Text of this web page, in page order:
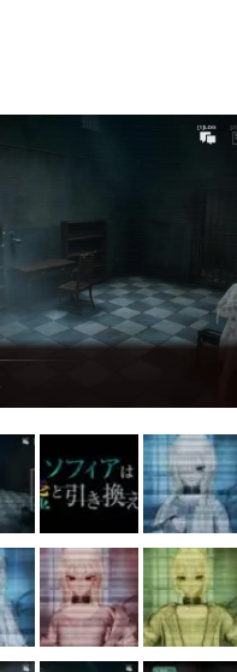
形から解き明かしていく、硬派で
用法の変遷を、コンピューター文
氏が徹底調査。
とは？